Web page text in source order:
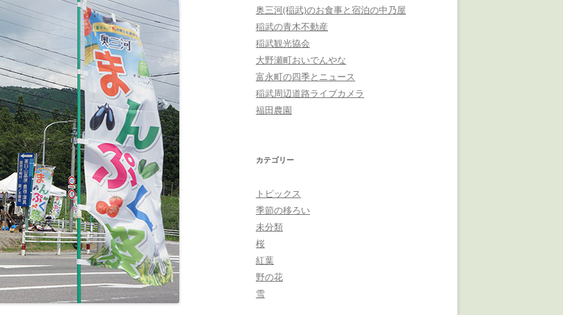
奥三河(稲武)のお食事と宿泊の中乃屋
稲武の青木不動産
稲武観光協会
大野瀬町おいでんやな
富永町の四季とニュース
稲武周辺道路ライブカメラ
福田農園
カテゴリー
トピックス
季節の移ろい
未分類
桜
紅葉
野の花
雪